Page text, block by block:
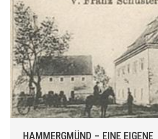
HAMMERGMÜND – EINE EIGENE